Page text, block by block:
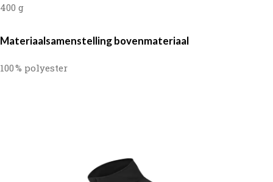
400 g
Materiaalsamenstelling bovenmateriaal
100 % polyester